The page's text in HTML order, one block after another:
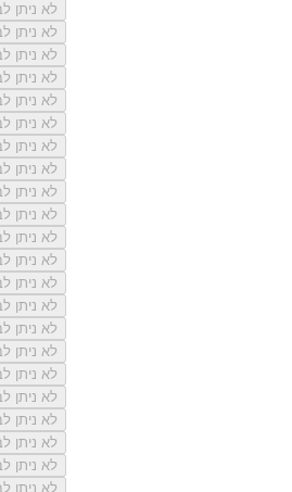
לא ניתן
לא ניתן
לא ניתן
לא ניתן
לא ניתן
לא ניתן
לא ניתן
לא ניתן
לא ניתן
לא ניתן
לא ניתן
לא ניתן
לא ניתן
לא ניתן
לא ניתן
לא ניתן
לא ניתן
לא ניתן
לא ניתן
לא ניתן
לא ניתן
לא ניתן